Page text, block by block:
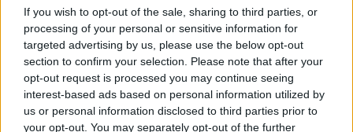
If you wish to opt-out of the sale, sharing to third parties, or
processing of your personal or sensitive information for
targeted advertising by us, please use the below opt-out
section to confirm your selection. Please note that after your
opt-out request is processed you may continue seeing
interest-based ads based on personal information utilized by
us or personal information disclosed to third parties prior to
your opt-out. You may separately opt-out of the further